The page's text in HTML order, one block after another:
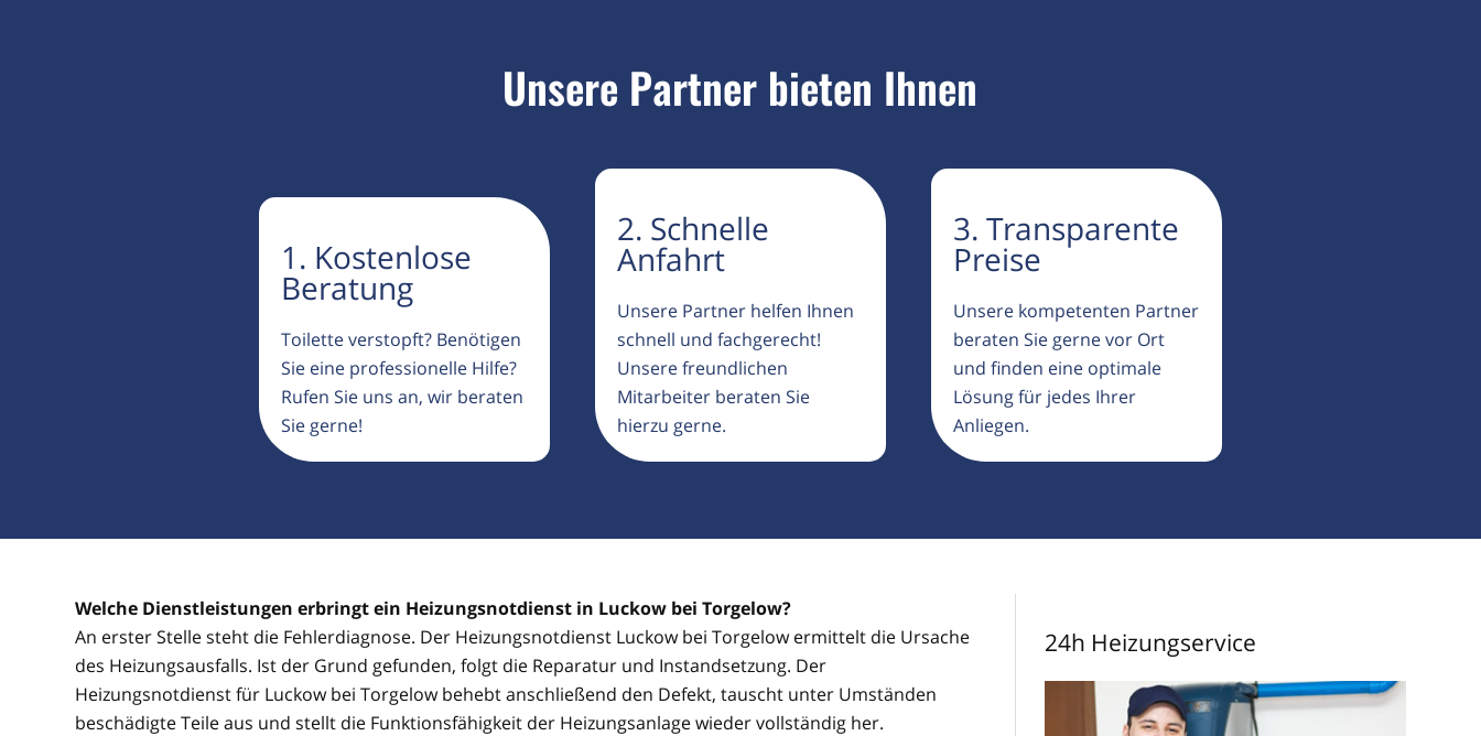
Unsere Partner bieten Ihnen
1. Kostenlose
Beratung
Toilette verstopft? Benötigen
Sie eine professionelle Hilfe?
Rufen Sie uns an, wir beraten
Sie gerne!
2. Schnelle
Anfahrt
Unsere Partner helfen Ihnen
schnell und fachgerecht!
Unsere freundlichen
Mitarbeiter beraten Sie
hierzu gerne.
3. Transparente
Preise
Unsere kompetenten Partner
beraten Sie gerne vor Ort
und finden eine optimale
Lösung für jedes Ihrer
Anliegen.
Welche Dienstleistungen erbringt ein Heizungsnotdienst in Luckow bei Torgelow?
An erster Stelle steht die Fehlerdiagnose. Der Heizungsnotdienst Luckow bei Torgelow ermittelt die Ursache
des Heizungsausfalls. Ist der Grund gefunden, folgt die Reparatur und Instandsetzung. Der
Heizungsnotdienst für Luckow bei Torgelow behebt anschließend den Defekt, tauscht unter Umständen
beschädigte Teile aus und stellt die Funktionsfähigkeit der Heizungsanlage wieder vollständig her.
24h Heizungservice